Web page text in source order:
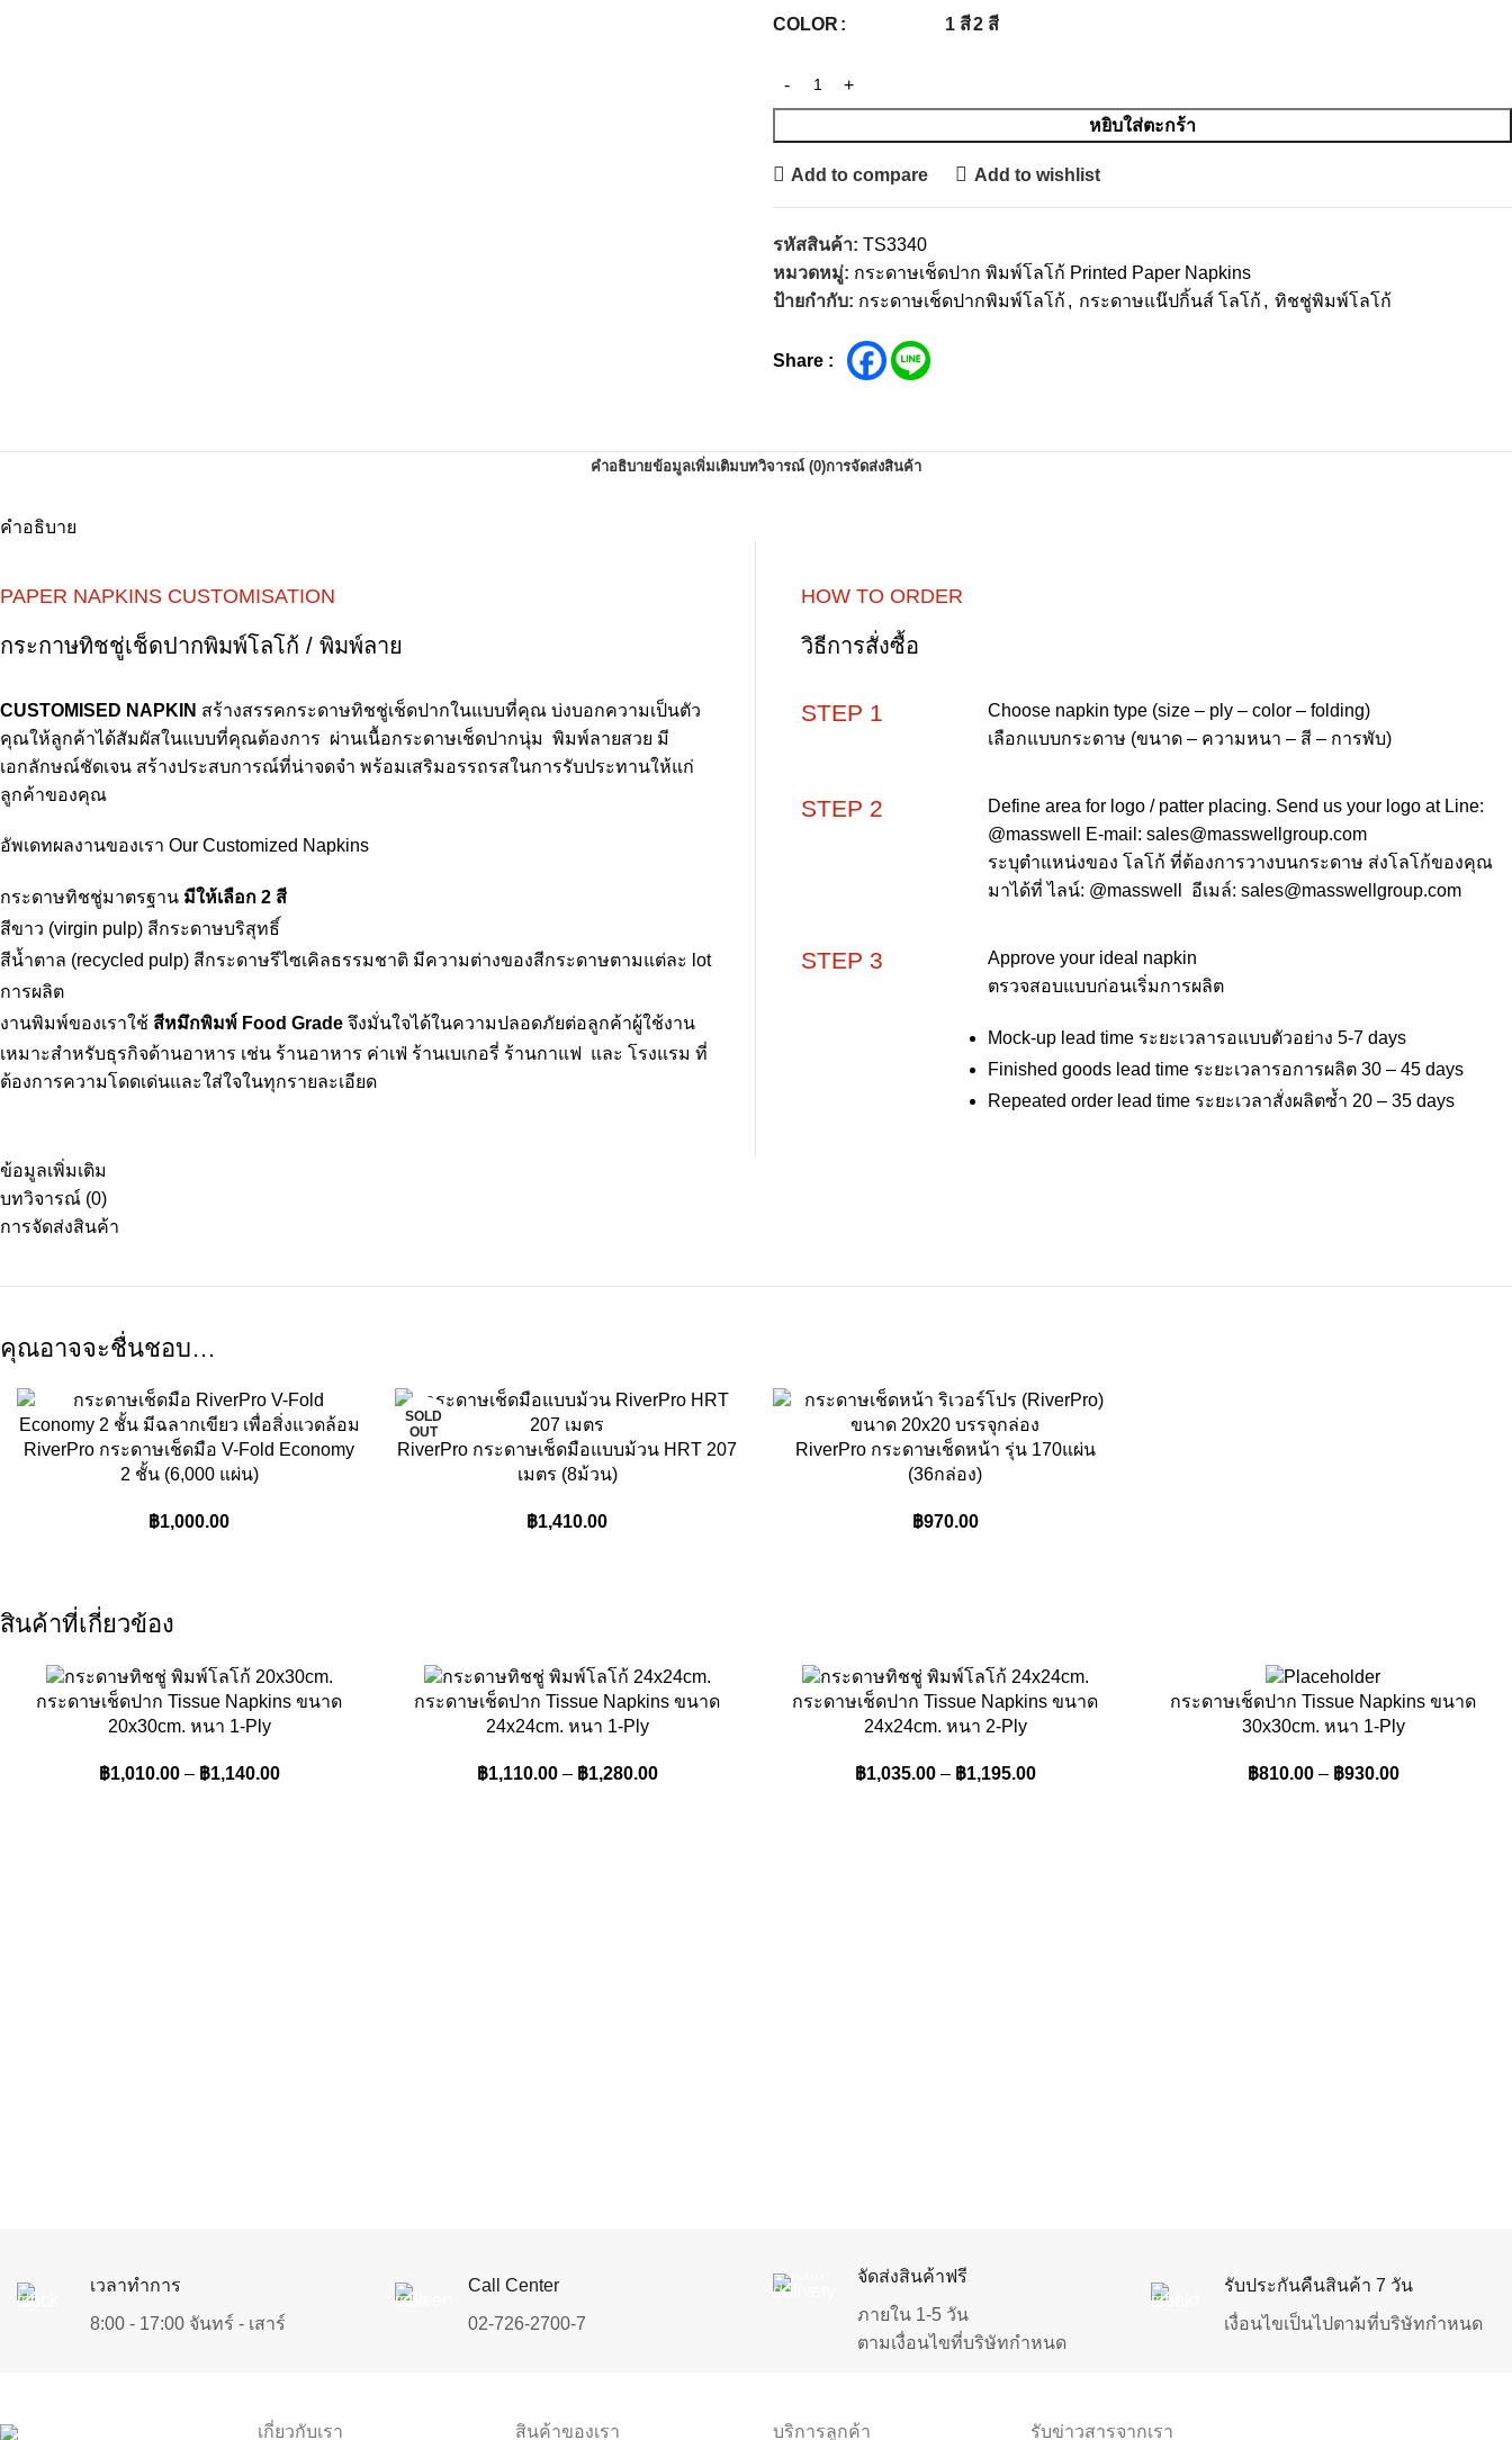
COLOR 1 สี2 สี
หยิบใส่ตะกร้า
Add to compare Add to wishlist
รหัสสินค้า: TS3340
หมวดหมู่: กระดาษเช็ดปาก พิมพ์โลโก้ Printed Paper Napkins
ป้ายกำกับ: กระดาษเช็ดปากพิมพ์โลโก้ , กระดาษแน๊ปกิ้นส์ โลโก้ , ทิชชู่พิมพ์โลโก้
Share :
คำอธิบายข้อมูลเพิ่มเติมบทวิจารณ์ (0)การจัดส่งสินค้า
คำอธิบาย
PAPER NAPKINS CUSTOMISATION
กระกาษทิชชู่เช็ดปากพิมพ์โลโก้ / พิมพ์ลาย
CUSTOMISED NAPKIN สร้างสรรคกระดาษทิชชู่เช็ดปากในแบบที่คุณ บ่งบอกความเป็นตัว
คุณให้ลูกค้าได้สัมผัสในแบบที่คุณต้องการ ผ่านเนื้อกระดาษเช็ดปากนุ่ม พิมพ์ลายสวย มี
เอกลักษณ์ชัดเจน สร้างประสบการณ์ที่น่าจดจำ พร้อมเสริมอรรถรสในการรับประทานให้แก่
ลูกค้าของคุณ
อัพเดทผลงานของเรา Our Customized Napkins
กระดาษทิชชู่มาตรฐาน มีให้เลือก 2 สี
สีขาว (virgin pulp) สีกระดาษบริสุทธิ์
สีน้ำตาล (recycled pulp) สีกระดาษรีไซเคิลธรรมชาติ มีความต่างของสีกระดาษตามแต่ละ lot
การผลิต
งานพิมพ์ของเราใช้ สีหมึกพิมพ์ Food Grade จึงมั่นใจได้ในความปลอดภัยต่อลูกค้าผู้ใช้งาน
เหมาะสำหรับธุรกิจด้านอาหาร เช่น ร้านอาหาร ค่าเฟ่ ร้านเบเกอรี่ ร้านกาแฟ และ โรงแรม ที่
ต้องการความโดดเด่นและใส่ใจในทุกรายละเอียด
HOW TO ORDER
วิธีการสั่งซื้อ
STEP 1
Choose napkin type (size – ply – color – folding)
เลือกแบบกระดาษ (ขนาด – ความหนา – สี – การพับ)
STEP 2
Define area for logo / patter placing. Send us your logo at Line:
@masswell
E-mail: sales@masswellgroup.com
ระบุตำแหน่งของ โลโก้ ที่ต้องการวางบนกระดาษ ส่งโลโก้ของคุณ
มาได้ที่ ไลน์: @masswell อีเมล์: sales@masswellgroup.com
STEP 3
Approve your ideal napkin
ตรวจสอบแบบก่อนเริ่มการผลิต
Mock-up lead time ระยะเวลารอแบบตัวอย่าง 5-7 days
Finished goods lead time ระยะเวลารอการผลิต 30 – 45 days
Repeated order lead time ระยะเวลาสั่งผลิตซ้ำ 20 – 35 days
ข้อมูลเพิ่มเติม
บทวิจารณ์ (0)
การจัดส่งสินค้า
คุณอาจจะชื่นชอบ…
RiverPro กระดาษเช็ดมือ V-Fold Economy
2 ชั้น (6,000 แผ่น)
฿1,000.00
SOLD
OUT
RiverPro กระดาษเช็ดมือแบบม้วน HRT 207
เมตร (8ม้วน)
฿1,410.00
RiverPro กระดาษเช็ดหน้า รุ่น 170แผ่น
(36กล่อง)
฿970.00
สินค้าที่เกี่ยวข้อง
กระดาษเช็ดปาก Tissue Napkins ขนาด
20x30cm. หนา 1-Ply
฿1,010.00 – ฿1,140.00
กระดาษเช็ดปาก Tissue Napkins ขนาด
24x24cm. หนา 1-Ply
฿1,110.00 – ฿1,280.00
กระดาษเช็ดปาก Tissue Napkins ขนาด
24x24cm. หนา 2-Ply
฿1,035.00 – ฿1,195.00
กระดาษเช็ดปาก Tissue Napkins ขนาด
30x30cm. หนา 1-Ply
฿810.00 – ฿930.00
เวลาทำการ
8:00 - 17:00 จันทร์ - เสาร์
Call Center
02-726-2700-7
จัดส่งสินค้าฟรี
ภายใน 1-5 วัน
ตามเงื่อนไขที่บริษัทกำหนด
รับประกันคืนสินค้า 7 วัน
เงื่อนไขเป็นไปตามที่บริษัทกำหนด
เกี่ยวกับเรา สินค้าของเรา บริการลูกค้า รับข่าวสารจากเรา